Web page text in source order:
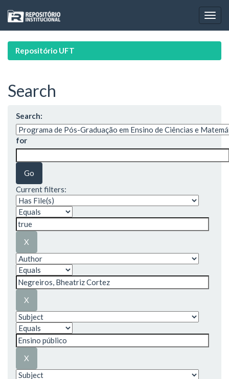
navigation
Repositório UFT
Search
Search:
for
Current filters: